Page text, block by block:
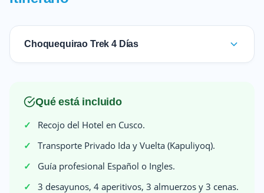
Choquequirao Trek 4 Días
Qué está incluido
Recojo del Hotel en Cusco.
Transporte Privado Ida y Vuelta (Kapuliyoq).
Guía profesional Español o Ingles.
3 desayunos, 4 aperitivos, 3 almuerzos y 3 cenas.